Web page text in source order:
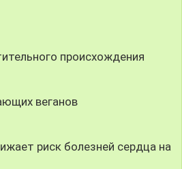
происхождения
веганов
риск болезней сердца на